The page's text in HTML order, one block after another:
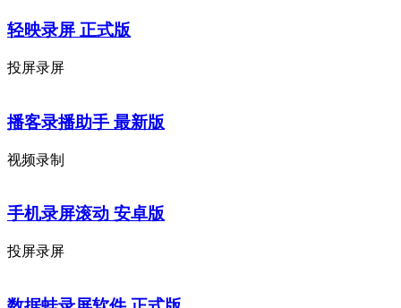
轻映录屏 正式版
投屏录屏
播客录播助手 最新版
视频录制
手机录屏滚动 安卓版
投屏录屏